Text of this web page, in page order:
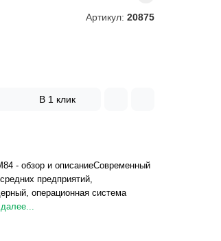
Артикул: 20875
В 1 клик
- обзор и описаниеСовременный
предприятий,
операционная система